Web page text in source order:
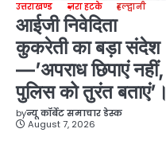
उत्तराखण्ड ज़रा हटके हल्द्वानी
आईजी निवेदिता
कुकरेती का बड़ा संदेश
—’अपराध छिपाएं नहीं,
पुलिस को तुरंत बताएं’।
byन्यू कॉर्बेट समाचार डेस्क
August 7, 2026